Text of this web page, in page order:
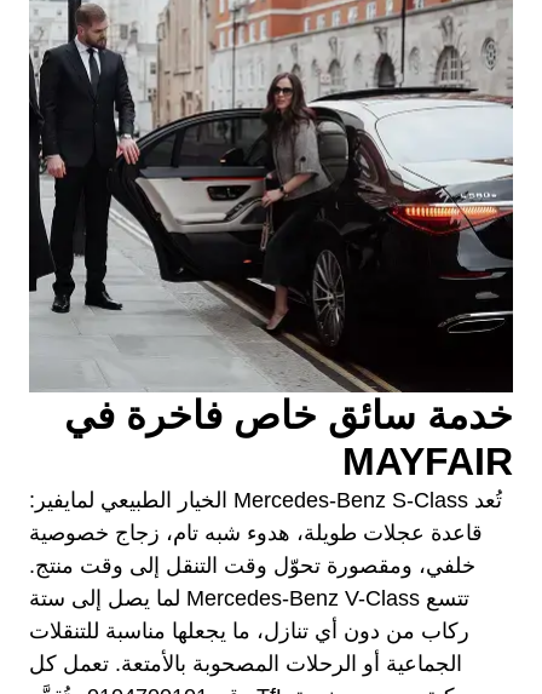
خدمة سائق خاص فاخرة في
MAYFAIR
تُعد Mercedes-Benz S-Class الخيار الطبيعي لمايفير:
قاعدة عجلات طويلة، هدوء شبه تام، زجاج خصوصية
خلفي، ومقصورة تحوّل وقت التنقل إلى وقت منتج.
تتسع Mercedes-Benz V-Class لما يصل إلى ستة
ركاب من دون أي تنازل، ما يجعلها مناسبة للتنقلات
الجماعية أو الرحلات المصحوبة بالأمتعة. تعمل كل